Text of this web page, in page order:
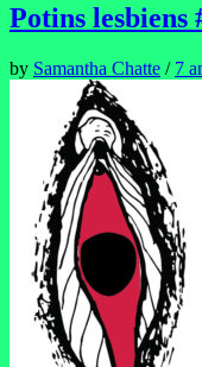
Potins lesbiens
by Samantha Chatte / 7